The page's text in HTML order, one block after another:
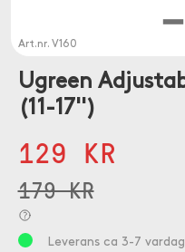
Art.nr. V160
Ugreen
(11-17'')
129 KR
179 KR
Leverans ca 3-7